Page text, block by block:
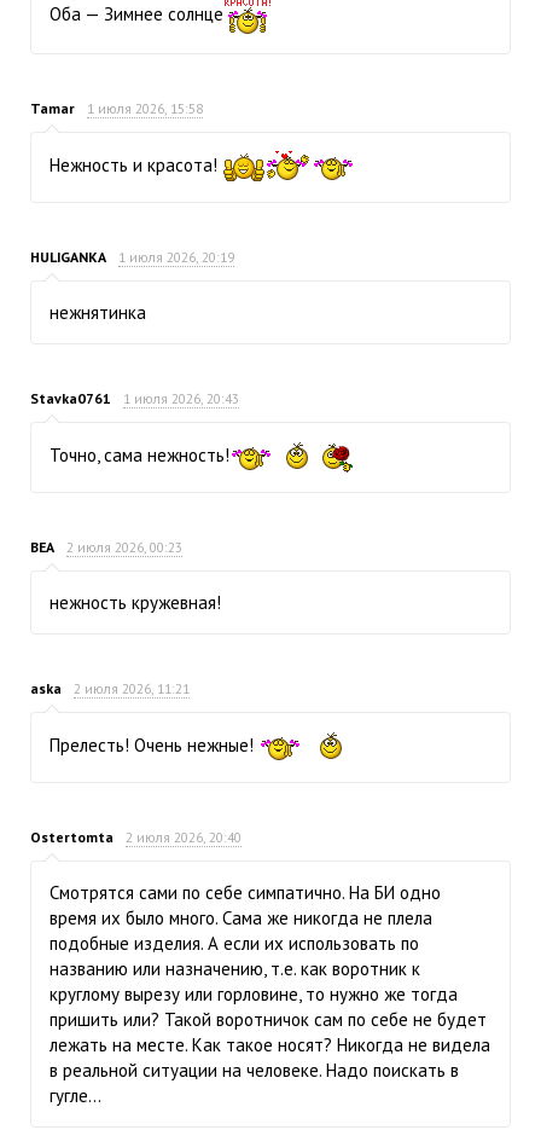
Оба — Зимнее солнце
Tamar 1 июля 2026, 15:58
Нежность и красота!
HULIGANKA 1 июля 2026, 20:19
нежнятинка
Stavka0761 1 июля 2026, 20:43
Точно, сама нежность!
ВЕА 2 июля 2026, 00:23
нежность кружевная!
aska 2 июля 2026, 11:21
Прелесть! Очень нежные!
Ostertomta 2 июля 2026, 20:40
Смотрятся сами по себе симпатично. На БИ одно
время их было много. Сама же никогда не плела
подобные изделия. А если их использовать по
названию или назначению, т.е. как воротник к
круглому вырезу или горловине, то нужно же тогда
пришить или? Такой воротничок сам по себе не будет
лежать на месте. Как такое носят? Никогда не видела
в реальной ситуации на человеке. Надо поискать в
гугле…